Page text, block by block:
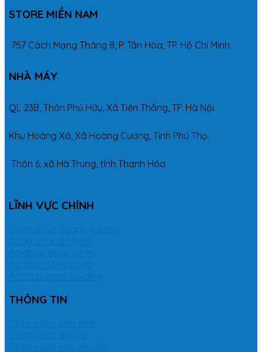
STORE MIỀN NAM
757 Cách Mạng Tháng 8, P. Tân Hòa, TP. Hồ Chí Minh.
NHÀ MÁY
QL 23B, Thôn Phú Hữu, Xã Tiến Thắng, TP. Hà Nội.
Khu Hoàng Xá, Xã Hoàng Cương, Tỉnh Phú Thọ.
Thôn 6, xã Hà Trung, tỉnh Thanh Hóa
LĨNH VỰC CHÍNH
THÔNG TIN